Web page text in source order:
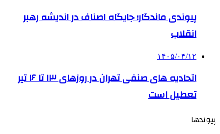
پیوندی ماندگار؛ جایگاه اصناف در اندیشه رهبر
انقلاب
۱۴۰۵/۰۴/۱۲
اتحادیه های صنفی تهران در روزهای ۱۳ تا ۱۶ تیر
تعطیل است
پیوندها